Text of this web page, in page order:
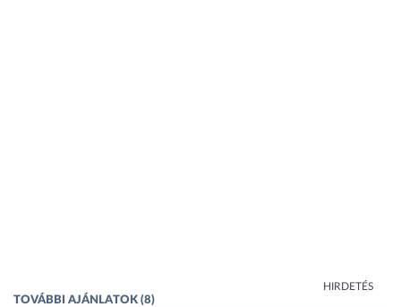
HIRDETÉS
TOVÁBBI AJÁNLATOK (8)